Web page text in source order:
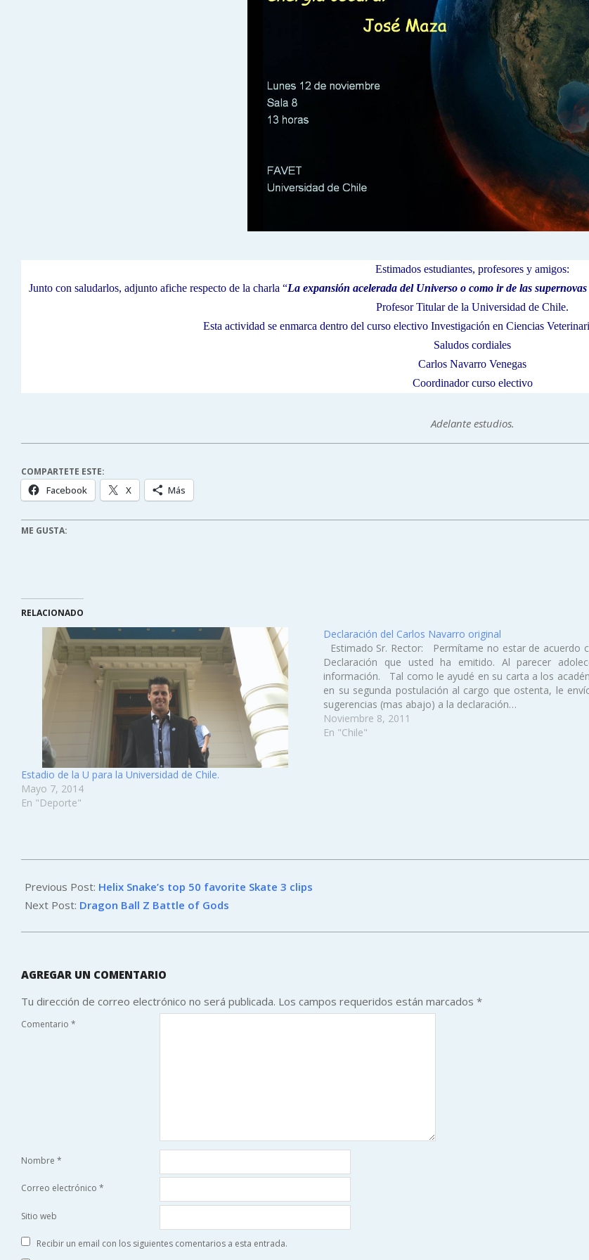
Estimados estudiantes, profesores y amigos:
Junto con saludarlos, adjunto afiche respecto de la charla “La expansión acelerada del Universo o como ir de las
Profesor Titular de la Universidad de Chile.
Esta actividad se enmarca dentro del curso electivo Investigación en Ciencias
Saludos cordiales
Carlos Navarro Venegas
Coordinador curso electivo
Adelante estudios.
COMPARTETE ESTE:
Facebook X Más
ME GUSTA:
RELACIONADO
Estadio de la U para la Universidad de Chile.
Mayo 7, 2014
En "Deporte"
Declaración del Carlos Navarro original
Estimado Sr. Rector: Permítame no estar de acuerdo
Declaración que usted ha emitido. Al parecer
información. Tal como le ayudé en su carta a los
en su segunda postulación al cargo que ostenta, le
sugerencias (mas abajo) a la declaración…
Noviembre 8, 2011
En "Chile"
11-
08
Previous Post: Helix Snake’s top 50 favorite Skate 3 clips
Next Post: Dragon Ball Z Battle of Gods
AGREGAR UN COMENTARIO
Tu dirección de correo electrónico no será publicada. Los campos requeridos están marcados *
Comentario *
Nombre *
Correo electrónico *
Sitio web
Recibir un email con los siguientes comentarios a esta entrada.